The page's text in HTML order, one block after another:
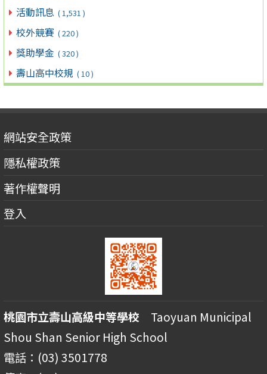
活動訊息 ( 1,531 )
校外競賽 ( 220 )
獎助學金 ( 320 )
壽山高中校規 ( 10 )
網站安全政策
隱私權政策
著作權聲明
登入
桃園市立壽山高級中等學校 Taoyuan Municipal
Shou Shan Senior High School
電話：(03) 3501778